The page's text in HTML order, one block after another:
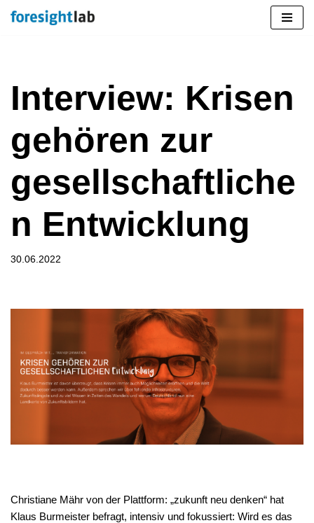
Interview: Krisen
gehören zur
gesellschaftliche
n Entwicklung
30.06.2022
Christiane Mähr von der Plattform: „zukunft neu denken“ hat
Klaus Burmeister befragt, intensiv und fokussiert: Wird es das